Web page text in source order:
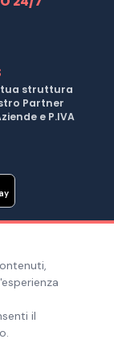
tua struttura
Partner
e P.IVA
il